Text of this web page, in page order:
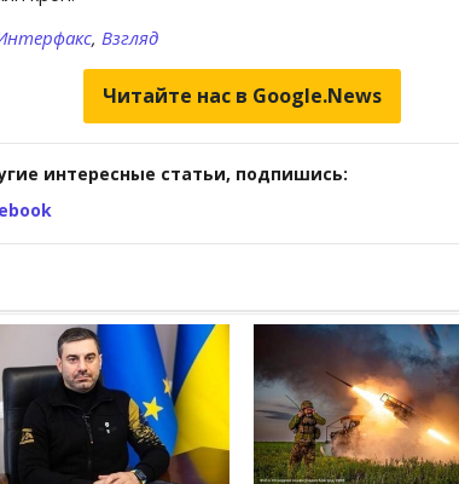
, Взгляд
Читайте нас в Google.News
интересные статьи, подпишись: